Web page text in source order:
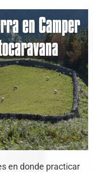
en donde practicar